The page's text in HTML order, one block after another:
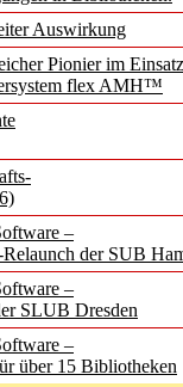
Auswirkung
Pionier im
flex AMH™
–
der SUB
–
SLUB Dresden
–
über 15 Bibliotheken
bis
in der
Media